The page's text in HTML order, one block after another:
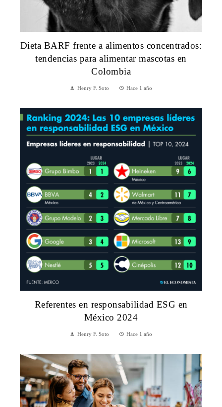
Dieta BARF frente a alimentos concentrados:
tendencias para alimentar mascotas en
Colombia
Henry F. Soto Hace 1 año
Referentes en responsabilidad ESG en
México 2024
Henry F. Soto Hace 1 año